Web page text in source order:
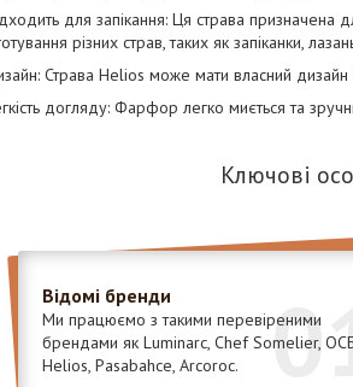
для запікання: Ця страва призначена
різних страв, таких як запіканки,
Страва Helios може мати власний дизайн
догляду: Фарфор легко миється та
Ключові
Відомі бренди
Ми працюємо з такими перевіреними
брендами як Luminarc, Chef Somelier,
Helios, Pasabahce, Arcoroc.